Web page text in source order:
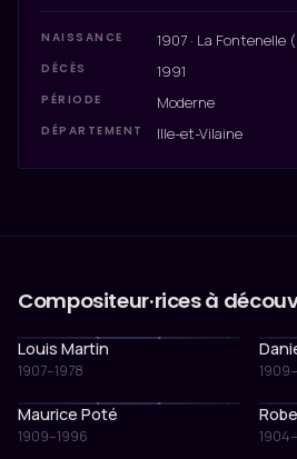
NAISSANCE 1907 · La Fontenelle
DÉCÈS 1991
PÉRIODE Moderne
DÉPARTEMENT Ille-et-Vilaine
Compositeur·rices à
Louis Martin
1907–1978
Maurice Poté
1909–1996